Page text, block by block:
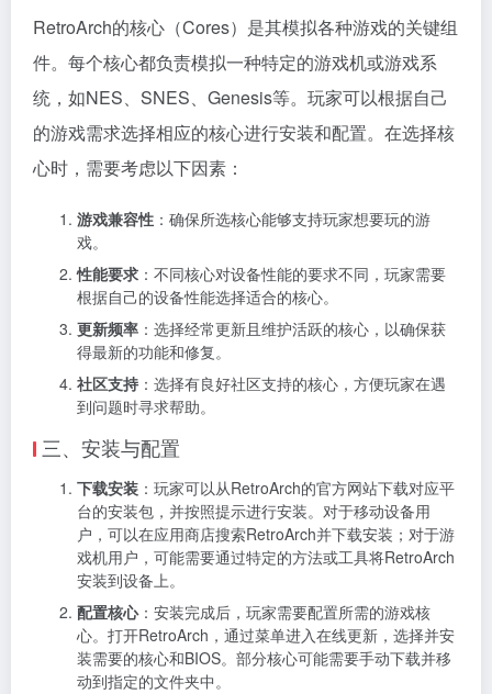
RetroArch的核心（Cores）是其模拟各种游戏的关键组
件。每个核心都负责模拟一种特定的游戏机或游戏系
统，如NES、SNES、Genesis等。玩家可以根据自己
的游戏需求选择相应的核心进行安装和配置。在选择核
心时，需要考虑以下因素：
游戏兼容性 ：确保所选核心能够支持玩家想要玩的游
戏。
性能要求 ：不同核心对设备性能的要求不同，玩家需要
根据自己的设备性能选择适合的核心。
更新频率 ：选择经常更新且维护活跃的核心，以确保获
得最新的功能和修复。
社区支持 ：选择有良好社区支持的核心，方便玩家在遇
到问题时寻求帮助。
三、安装与配置
下载安装 ：玩家可以从RetroArch的官方网站下载对应平
台的安装包，并按照提示进行安装。对于移动设备用
户，可以在应用商店搜索RetroArch并下载安装；对于游
戏机用户，可能需要通过特定的方法或工具将RetroArch
安装到设备上。
配置核心：安装完成后，玩家需要配置所需的游戏核
心。打开RetroArch，通过菜单进入在线更新，选择并安
装需要的核心和BIOS。部分核心可能需要手动下载并移
动到指定的文件夹中。